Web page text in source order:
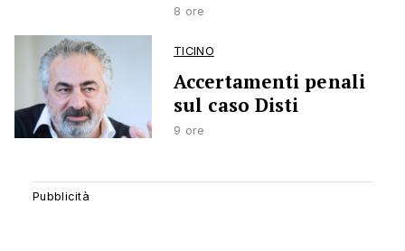
8 ore
TICINO
Accertamenti penali
sul caso Disti
9 ore